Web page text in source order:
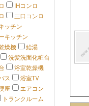
IHコンロ
三口コンロ
ッチン
キッチン
燥機
給湯
洗髪洗面化粧台
浴室乾燥機
ス
浴室TV
座
エアコン
トランクルーム